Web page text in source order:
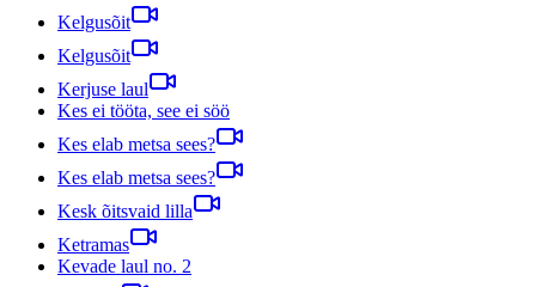
Kelgusõit
Kelgusõit
Kerjuse laul
Kes ei tööta, see ei söö
Kes elab metsa sees?
Kes elab metsa sees?
Kesk õitsvaid lilla
Ketramas
Kevade laul no. 2